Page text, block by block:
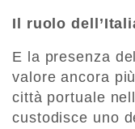
Il ruolo
E la presenza
valore ancora
città portuale
custodisce uno